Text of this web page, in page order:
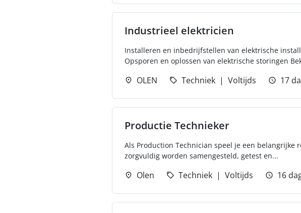
Industrieel elektricien
Installeren en inbedrijfstellen van elektrische
Opsporen en oplossen van elektrische storingen
OLEN Techniek Voltijds 17
Productie Technieker
Als Production Technician speel je een
zorgvuldig worden samengesteld, getest en...
Olen Techniek Voltijds 16